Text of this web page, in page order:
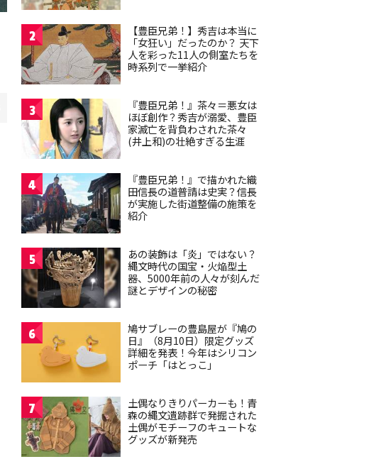
2
【豊臣兄弟！】秀吉は本当に
「女狂い」だったのか？ 天下
人を彩った11人の側室たちを
時系列で一挙紹介
3
『豊臣兄弟！』茶々＝悪女は
ほぼ創作？秀吉が溺愛、豊臣
家滅亡を背負わされた茶々
(井上和)の壮絶すぎる生涯
4
『豊臣兄弟！』で描かれた織
田信長の道普請は史実？信長
が実施した街道整備の施策を
紹介
5
あの装飾は「炎」ではない？
縄文時代の国宝・火焔型土
器、5000年前の人々が刻んだ
謎とデザインの秘密
6
鳩サブレーの豊島屋が『鳩の
日』（8月10日）限定グッズ
詳細を発表！今年はシリコン
ポーチ「はとっこ」
7
土偶なりきりパーカーも！青
森の縄文遺跡群で発掘された
土偶がモチーフのキュートな
グッズが新発売